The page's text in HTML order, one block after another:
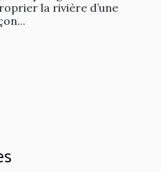
la rivière d’une